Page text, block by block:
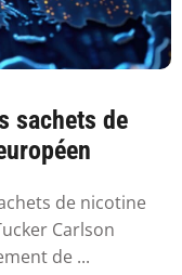
sachets de
de nicotine
Carlson
de ...